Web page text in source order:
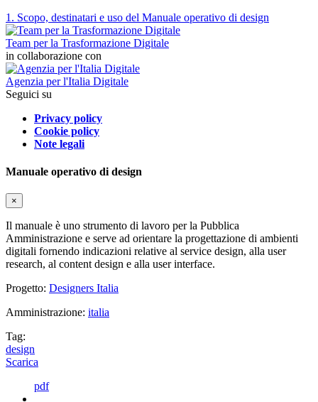
1. Scopo, destinatari e uso del Manuale operativo di design
Team per la Trasformazione Digitale
in collaborazione con
Agenzia per l'Italia Digitale
Seguici su
Privacy policy
Cookie policy
Note legali
Manuale operativo di design
×
Il manuale è uno strumento di lavoro per la Pubblica
Amministrazione e serve ad orientare la progettazione di ambienti
digitali fornendo indicazioni relative al service design, alla user
research, al content design e alla user interface.
Progetto: Designers Italia
Amministrazione: italia
Tag:
design
Scarica
pdf